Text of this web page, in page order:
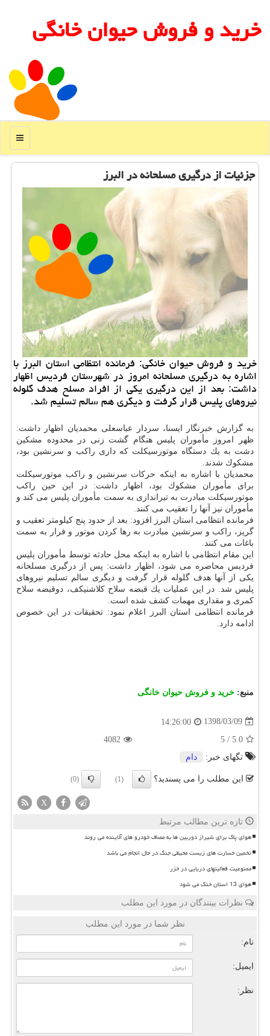
خرید و فروش حیوان خانگی
منو
جزئیات از درگیری مسلحانه در البرز
خرید و فروش حیوان خانگی: فرمانده انتظامی استان البرز با
اشاره به درگیری مسلحانه امروز در شهرستان فردیس اظهار
داشت: بعد از این درگیری یكی از افراد مسلح هدف گلوله
نیروهای پلیس قرار گرفت و دیگری هم سالم تسلیم شد.
به گزارش خبرنگار ایسنا، سردار عباسعلی محمدیان اظهار داشت:
ظهر امروز مأموران پلیس هنگام گشت زنی در محدوده مشكین
دشت به یك دستگاه موتورسیكلت كه داری راكب و سرنشین بود،
مشكوك شدند.
محمدیان با اشاره به اینكه حركات سرنشین و راكب موتورسیكلت
برای مأموران مشكوك بود، اظهار داشت: در این حین راكب
موتورسیكلت مبادرت به تیراندازی به سمت مأموران پلیس می كند و
مأموران نیز آنها را تعقیب می كنند.
فرمانده انتظامی استان البرز افزود: بعد از حدود پنج كیلومتر تعقیب و
گریز، راكب و سرنشین مبادرت به رها كردن موتور و فرار به سمت
باغات می كنند.
این مقام انتظامی با اشاره به اینكه محل حادثه توسط مأموران پلیس
فردیس محاصره می شود، اظهار داشت: پس از درگیری مسلحانه
یكی از آنها هدف گلوله قرار گرفت و دیگری سالم تسلیم نیروهای
پلیس شد. در این عملیات یك قبضه سلاح كلاشنیكف، دوقبضه سلاح
كمری و مقداری مهمات كشف شده است.
فرمانده انتظامی استان البرز اعلام نمود: تحقیقات در این خصوص
ادامه دارد.
منبع: خرید و فروش حیوان خانگی
1398/03/09
14:26:00
5.0
/
5
4082
تگهای خبر:
دام
این مطلب را می پسندید؟ (1)
(0)
X
تازه ترین مطالب مرتبط
هوای پاک برای شیراز دوربین ها به مصاف خودرو های آلاینده می روند
تخمین خسارت های زیست محیطی جنگ در حال انجام می باشد
ممنوعیت فعالیتهای دریایی در خزر
هوای 13 استان خنک می شود
نظرات بینندگان در مورد این مطلب
نظر شما در مورد این مطلب
نام:
ایمیل:
نظر: